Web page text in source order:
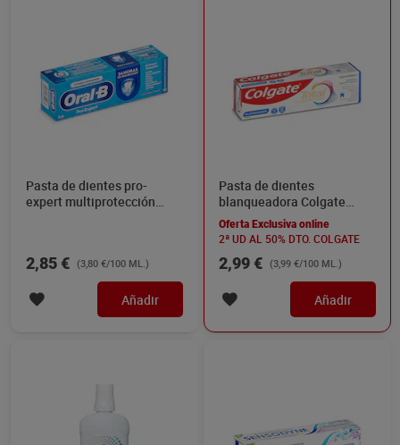
Pasta de dientes pro-
expert multiprotección
2,85 € (3,80 €/100 ML.)
Añadir
Pasta de dientes
blanqueadora Colgate
Total 75 ml
Oferta Exclusiva online
2ª UD AL 50% DTO. COLGATE
2,99 € (3,99 €/100 ML.)
Añadir